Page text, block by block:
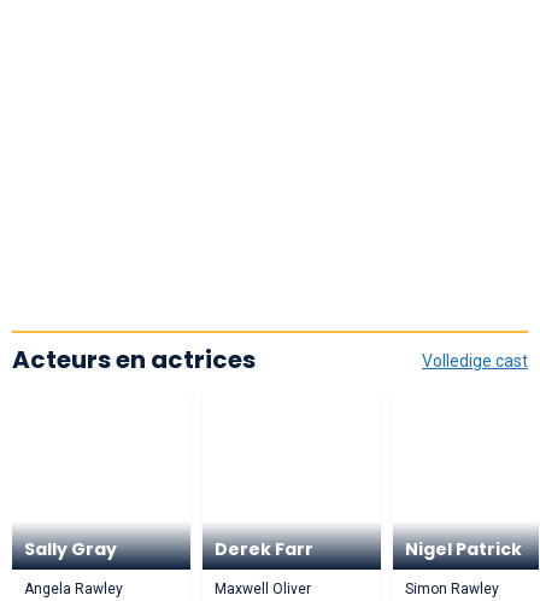
Volledige cast
Acteurs en actrices
Sally Gray
Angela Rawley
Derek Farr
Maxwell Oliver
Nigel Patrick
Simon Rawley